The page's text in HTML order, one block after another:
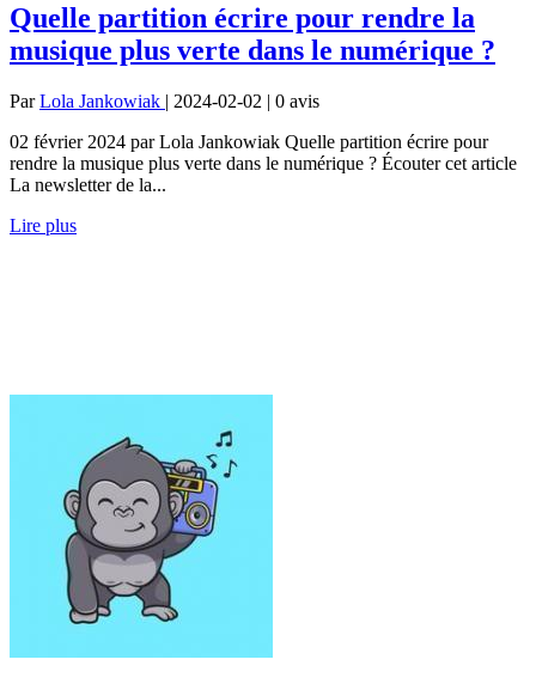
Quelle partition écrire pour rendre la
musique plus verte dans le numérique ?
ParLola Jankowiak | 2024-02-02 | 0 avis
02 février 2024 par Lola Jankowiak Quelle partition écrire pour
rendre la musique plus verte dans le numérique ? Écouter cet article
La newsletter de la...
Lire plus